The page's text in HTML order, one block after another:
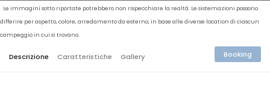
Le immagini sotto riportate potrebbero non rispecchiare la realtà. Le sistemazioni possono
differire per aspetto, colore, arredamento da esterno, in base alle diverse location di ciascun
campeggio in cui si trovano.
Descrizione Caratteristiche Gallery Booking